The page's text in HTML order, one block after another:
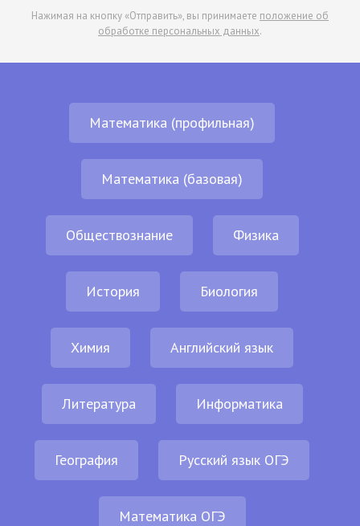
Нажимая на кнопку «Отправить», вы принимаете положение об
обработке персональных данных.
Математика (профильная)
Математика (базовая)
Обществознание Физика
История Биология
Химия Английский язык
Литература Информатика
География Русский язык ОГЭ
Математика ОГЭ